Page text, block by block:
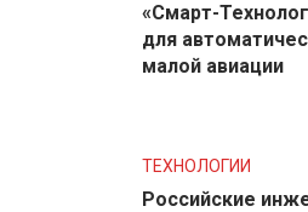
«Смарт-
для
малой авиации
ТЕХНОЛОГИИ
Российские